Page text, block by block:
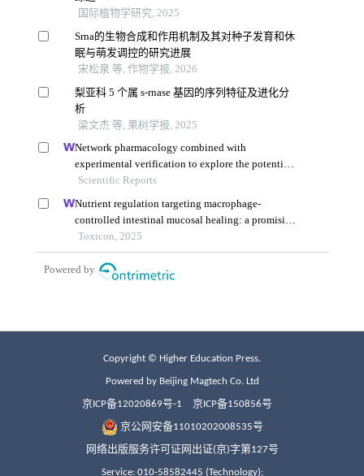
Copyright © Higher Education Press.
Powered by Beijing Magtech Co. Ltd
京ICP备12020869号-1 京ICP备150856号
京公网安备11010202008535号
网络出版服务许可证网出证(京)字第127号
Service: 010-58582445 (Technology);